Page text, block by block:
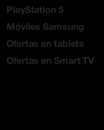
PlayStation 5
Móviles Samsung
Ofertas en tablets
Ofertas en Smart TV